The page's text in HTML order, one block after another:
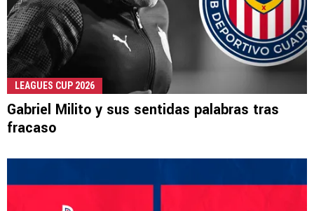
LEAGUES CUP 2026
Gabriel Milito y sus sentidas palabras tras
fracaso